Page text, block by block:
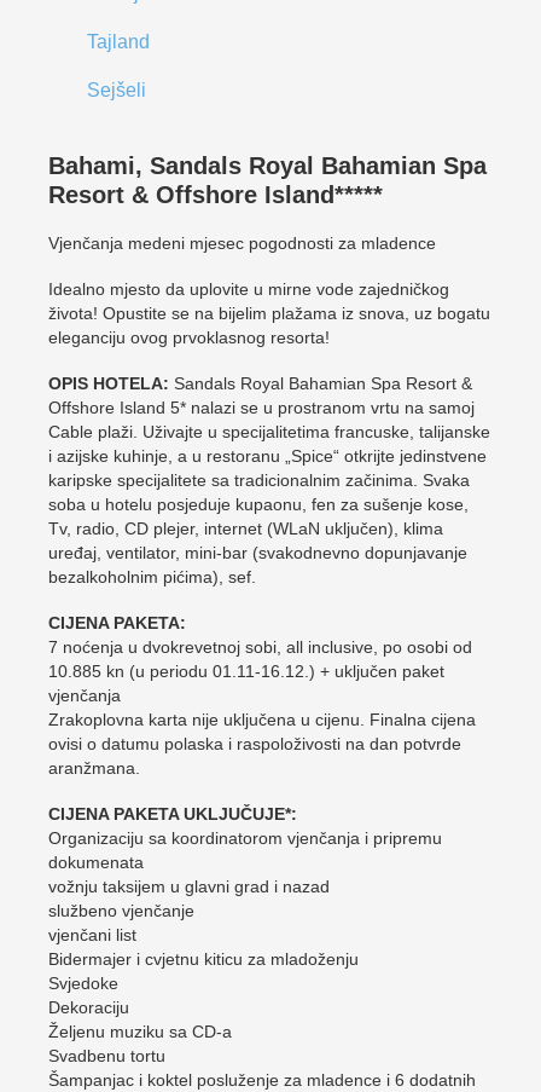
Tajland
Sejšeli
Bahami, Sandals Royal Bahamian Spa
Resort & Offshore Island*****
Vjenčanja medeni mjesec pogodnosti za mladence
Idealno mjesto da uplovite u mirne vode zajedničkog
života! Opustite se na bijelim plažama iz snova, uz bogatu
eleganciju ovog prvoklasnog resorta!
OPIS HOTELA: Sandals Royal Bahamian Spa Resort &
Offshore Island 5* nalazi se u prostranom vrtu na samoj
Cable plaži. Uživajte u specijalitetima francuske, talijanske
i azijske kuhinje, a u restoranu „Spice“ otkrijte jedinstvene
karipske specijalitete sa tradicionalnim začinima. Svaka
soba u hotelu posjeduje kupaonu, fen za sušenje kose,
Tv, radio, CD plejer, internet (WLaN uključen), klima
uređaj, ventilator, mini-bar (svakodnevno dopunjavanje
bezalkoholnim pićima), sef.
CIJENA PAKETA:
7 noćenja u dvokrevetnoj sobi, all inclusive, po osobi od
10.885 kn (u periodu 01.11-16.12.) + uključen paket
vjenčanja
Zrakoplovna karta nije uključena u cijenu. Finalna cijena
ovisi o datumu polaska i raspoloživosti na dan potvrde
aranžmana.
CIJENA PAKETA UKLJUČUJE*:
Organizaciju sa koordinatorom vjenčanja i pripremu
dokumenata
vožnju taksijem u glavni grad i nazad
službeno vjenčanje
vjenčani list
Bidermajer i cvjetnu kiticu za mladoženju
Svjedoke
Dekoraciju
Željenu muziku sa CD-a
Svadbenu tortu
Šampanjac i koktel posluženje za mladence i 6 dodatnih